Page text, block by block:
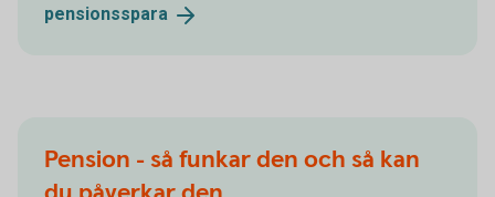
pensionsspara
Pension - så funkar den och så kan